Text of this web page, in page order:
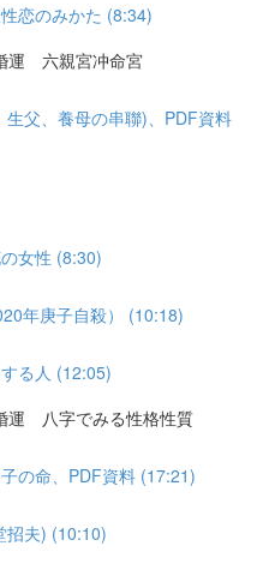
恋のみかた (8:34)
運 六親宮冲命宮
生父、養母の串聯)、PDF資料
女性 (8:30)
年庚子自殺） (10:18)
る人 (12:05)
運 八字でみる性格性質
の命、PDF資料 (17:21)
招夫) (10:10)